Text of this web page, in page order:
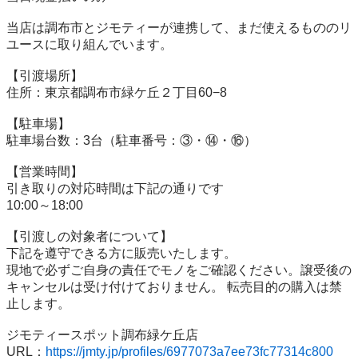
当店は調布市とジモティーが連携して、まだ使えるもののリ
ユースに取り組んでいます。
【引渡場所】
住所：東京都調布市緑ケ丘２丁目60−8
【駐⾞場】
駐車場台数：3台（駐車番号：③・⑭・⑯）
【営業時間】
引き取りの対応時間は下記の通りです
10:00～18:00
【引渡しの対象者について】
下記を遵守できる⽅に販売いたします。
現地で必ずご⾃⾝の責任でモノをご確認ください。譲受後の
キャンセルは受け付けておりません。 転売⽬的の購⼊は禁
⽌します。
ジモティースポット調布緑ケ丘店
URL： https://jmty.jp/profiles/6977073a7ee73fc77314c800